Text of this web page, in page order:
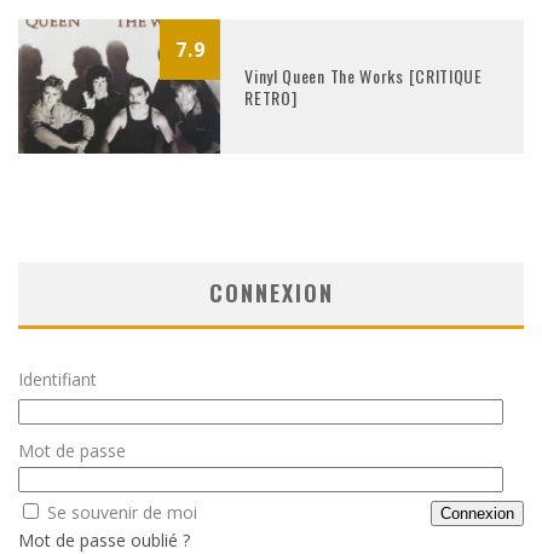
7.9
Vinyl Queen The Works [CRITIQUE
RETRO]
CONNEXION
Identifiant
Mot de passe
Se souvenir de moi
Mot de passe oublié ?